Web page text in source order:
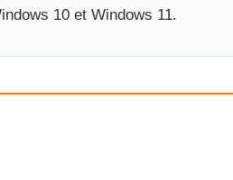
10 et Windows 11.